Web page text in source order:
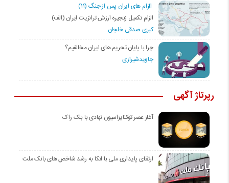
الزام های ایران پس از جنگ (۱۱)
الزام تکمیل زنجیره ارزش ترانزیت ایران (الف)
کبری صدقی خلجان
چرا با پایان تحریم های ایران مخالفیم؟
جاویدشیرازی
رپرتاژ آگهی
آغاز عصر توکنایزاسیون نهادی با بلک راک
ارتقای پایداری ملی با اتکا به رشد شاخص های بانک ملت